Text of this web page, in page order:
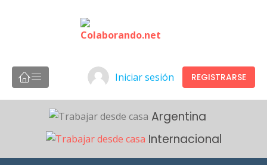
Iniciar sesión REGISTRARSE
Argentina
Internacional